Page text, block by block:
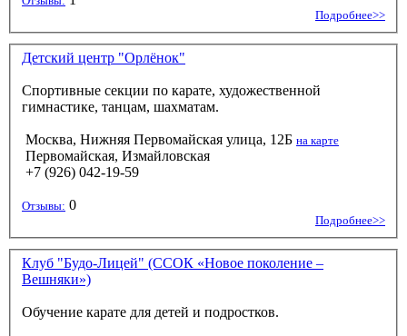
Подробнее>>
Детский центр "Орлёнок"
Спортивные секции по карате, художественной
гимнастике, танцам, шахматам.
Москва, Нижняя Первомайская улица, 12Б на карте
Первомайская, Измайловская
+7 (926) 042-19-59
Отзывы: 0
Подробнее>>
Клуб "Будо-Лицей" (ССОК «Новое поколение –
Вешняки»)
Обучение карате для детей и подростков.